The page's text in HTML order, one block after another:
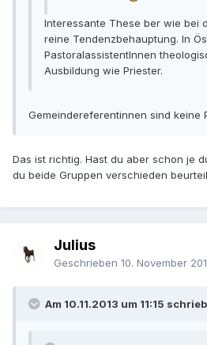
Interessante These ber wie bei
reine Tendenzbehauptung. In
PastoralassistentInnen
Ausbildung wie Priester.
Gemeindereferentinnen sind keine
Das ist richtig. Hast du aber schon je
du beide Gruppen verschieden
Julius
Geschrieben 10. November
Am 10.11.2013 um 11:15